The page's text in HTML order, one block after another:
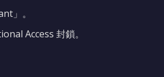
」。
Access 封鎖。